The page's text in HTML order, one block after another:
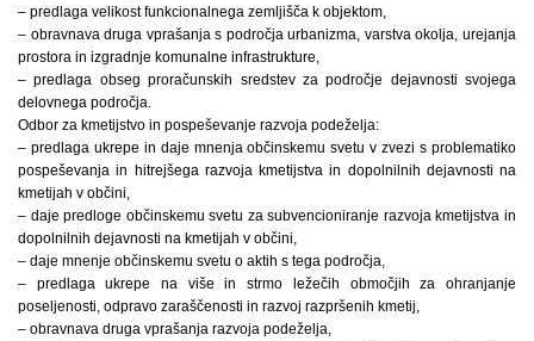
– predlaga velikost funkcionalnega zemljišča k objektom,
– obravnava druga vprašanja s področja urbanizma, varstva okolja, urejanja
prostora in izgradnje komunalne infrastrukture,
– predlaga obseg proračunskih sredstev za področje dejavnosti svojega
delovnega področja.
Odbor za kmetijstvo in pospeševanje razvoja podeželja:
– predlaga ukrepe in daje mnenja občinskemu svetu v zvezi s problematiko
pospeševanja in hitrejšega razvoja kmetijstva in dopolnilnih dejavnosti na
kmetijah v občini,
– daje predloge občinskemu svetu za subvencioniranje razvoja kmetijstva in
dopolnilnih dejavnosti na kmetijah v občini,
– daje mnenje občinskemu svetu o aktih s tega področja,
– predlaga ukrepe na više in strmo ležečih območjih za ohranjanje
poseljenosti, odpravo zaraščenosti in razvoj razpršenih kmetij,
– obravnava druga vprašanja razvoja podeželja,